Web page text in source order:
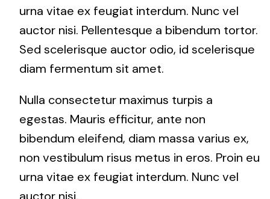
urna vitae ex feugiat interdum. Nunc vel
auctor nisi. Pellentesque a bibendum tortor.
Sed scelerisque auctor odio, id scelerisque
diam fermentum sit amet.
Nulla consectetur maximus turpis a
egestas. Mauris efficitur, ante non
bibendum eleifend, diam massa varius ex,
non vestibulum risus metus in eros. Proin eu
urna vitae ex feugiat interdum. Nunc vel
auctor nisi.